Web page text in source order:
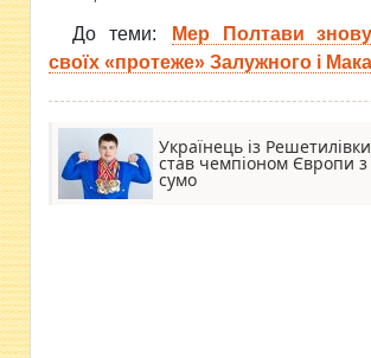
До теми:
Мер Полтави
своїх «протеже» Залужного і
Українець із Решетилівки
став чемпіоном Європи з
сумо